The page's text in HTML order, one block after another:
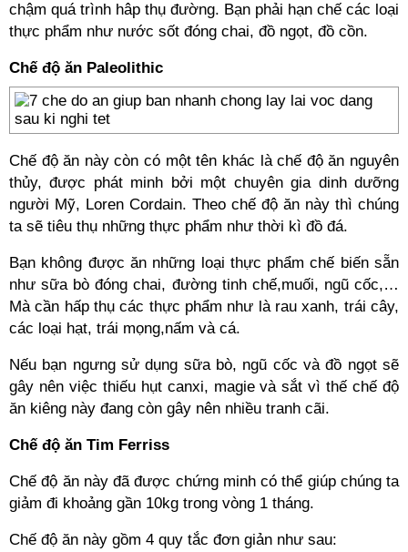
chậm quá trình hâp thụ đường. Bạn phải hạn chế các loại
thực phẩm như nước sốt đóng chai, đồ ngọt, đồ cồn.
Chế độ ăn Paleolithic
Chế độ ăn này còn có một tên khác là chế độ ăn nguyên
thủy, được phát minh bởi một chuyên gia dinh dưỡng
người Mỹ, Loren Cordain. Theo chế độ ăn này thì chúng
ta sẽ tiêu thụ những thực phẩm như thời kì đồ đá.
Bạn không được ăn những loại thực phẩm chế biến sẵn
như sữa bò đóng chai, đường tinh chế,muối, ngũ cốc,…
Mà cần hấp thụ các thực phẩm như là rau xanh, trái cây,
các loại hạt, trái mọng,nấm và cá.
Nếu bạn ngưng sử dụng sữa bò, ngũ cốc và đồ ngọt sẽ
gây nên việc thiếu hụt canxi, magie và sắt vì thế chế độ
ăn kiêng này đang còn gây nên nhiều tranh cãi.
Chế độ ăn Tim Ferriss
Chế độ ăn này đã được chứng minh có thể giúp chúng ta
giảm đi khoảng gần 10kg trong vòng 1 tháng.
Chế độ ăn này gồm 4 quy tắc đơn giản như sau: